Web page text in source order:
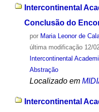
Intercontinental
Conclusão do
por Maria Leonor de
última modificação12/
Intercontinental
Abstração
Localizado em
Intercontinental